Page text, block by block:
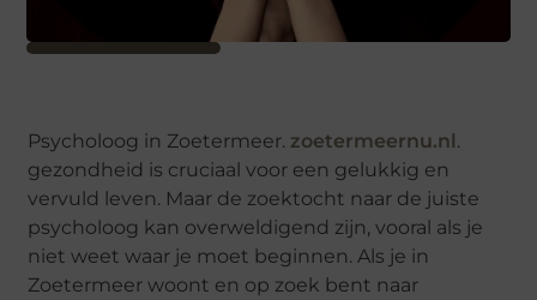
Psycholoog in Zoetermeer. zoetermeernu.nl .
gezondheid is cruciaal voor een gelukkig en
vervuld leven. Maar de zoektocht naar de juiste
psycholoog kan overweldigend zijn, vooral als je
niet weet waar je moet beginnen. Als je in
Zoetermeer woont en op zoek bent naar